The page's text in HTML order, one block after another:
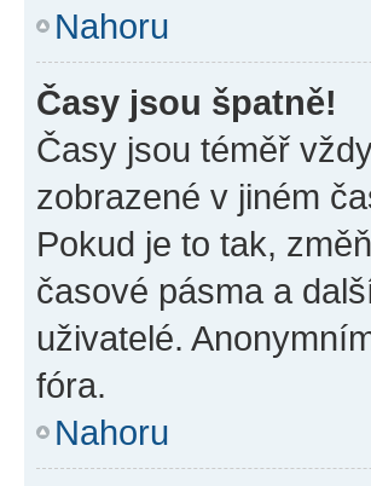
Nahoru
Časy jsou špatně!
Časy jsou téměř
zobrazené v jiném
Pokud je to tak,
časové pásma a
uživatelé.
fóra.
Nahoru